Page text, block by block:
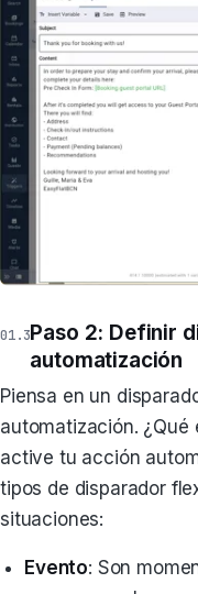
Paso 2: Definir
automatización
Piensa en un
automatización.
active tu acción
tipos de disparador
situaciones:
Evento: Son